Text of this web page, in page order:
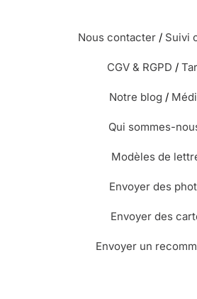
Nous contacter / Suivi
CGV & RGPD /
Notre blog /
Qui sommes-
Modèles de
Envoyer des
Envoyer des
Envoyer un